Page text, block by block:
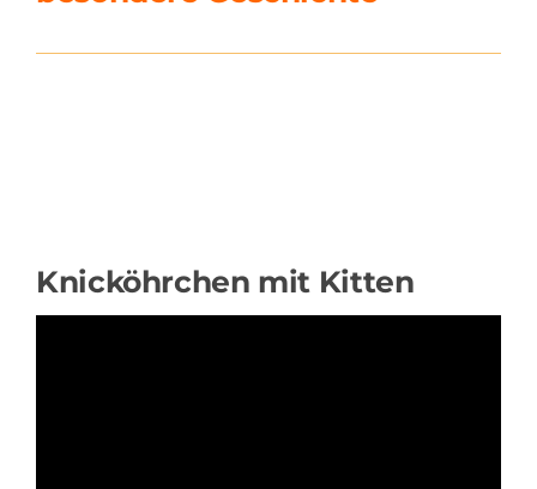
Knicköhrchen mit Kitten